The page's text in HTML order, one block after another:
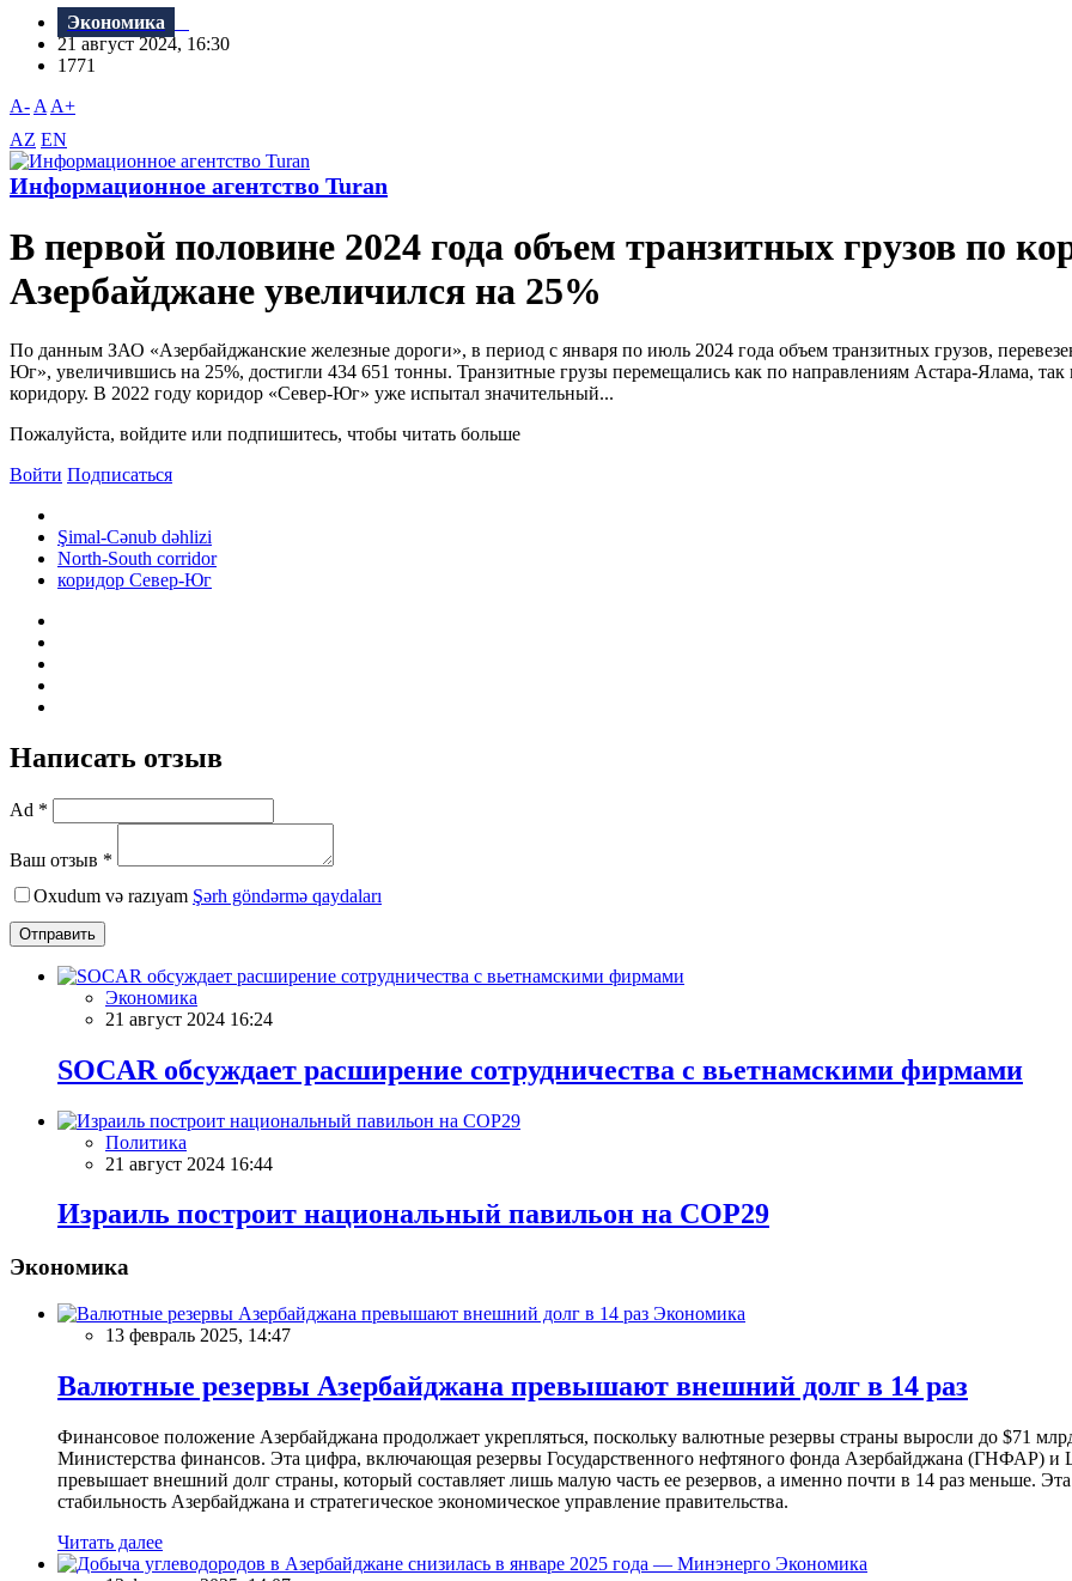
Экономика
21 август 2024, 16:30
1771
A- A A+
AZ EN
Информационное агентство Turan
В первой половине 2024 года объем транзитных грузов по
Азербайджане увеличился на 25%
По данным ЗАО «Азербайджанские железные дороги», в период с января по июль 2024 года объем транзитных грузов,
Юг», увеличившись на 25%, достигли 434 651 тонны. Транзитные грузы перемещались как по направлениям Астара-Ялама,
коридору. В 2022 году коридор «Север-Юг» уже испытал значительный...
Пожалуйста, войдите или подпишитесь, чтобы читать больше
Войти Подписаться
Şimal-Cənub dəhlizi
North-South corridor
коридор Север-Юг
Написать отзыв
Ad *
Ваш отзыв *
Oxudum və razıyam Şərh göndərmə qaydaları
Отправить
Экономика
21 август 2024 16:24
SOCAR обсуждает расширение сотрудничества с вьетнамскими фирмами
Политика
21 август 2024 16:44
Израиль построит национальный павильон на COP29
Экономика
Экономика
13 февраль 2025, 14:47
Валютные резервы Азербайджана превышают внешний долг в 14 раз
Финансовое положение Азербайджана продолжает укрепляться, поскольку валютные резервы страны выросли до $71
Министерства финансов. Эта цифра, включающая резервы Государственного нефтяного фонда Азербайджана (ГНФАР) и
превышает внешний долг страны, который составляет лишь малую часть ее резервов, а именно почти в 14 раз меньше.
стабильность Азербайджана и стратегическое экономическое управление правительства.
Читать далее
Экономика